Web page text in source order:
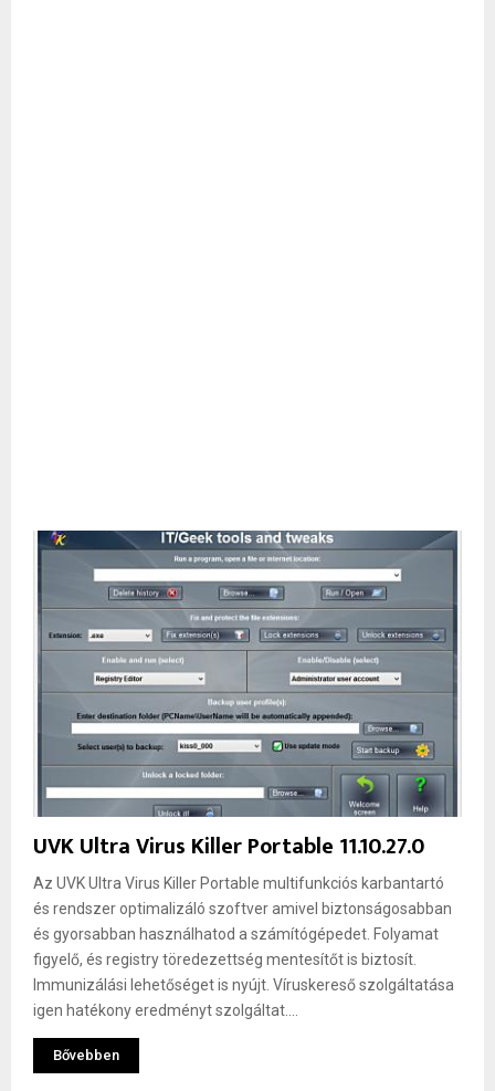
UVK Ultra Virus Killer Portable 11.10.27.0
Az UVK Ultra Virus Killer Portable multifunkciós karbantartó
és rendszer optimalizáló szoftver amivel biztonságosabban
és gyorsabban használhatod a számítógépedet. Folyamat
figyelő, és registry töredezettség mentesítőt is biztosít.
Immunizálási lehetőséget is nyújt. Víruskereső szolgáltatása
igen hatékony eredményt szolgáltat....
Bővebben